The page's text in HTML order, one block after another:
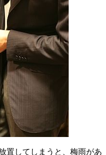
置してしまうと、梅雨があ